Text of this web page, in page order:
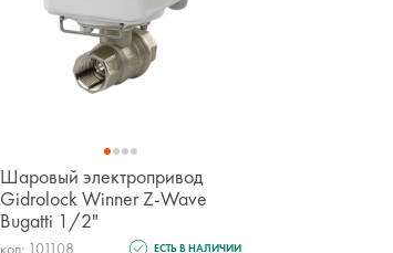
Шаровый электропривод
Gidrolock Winner Z-Wave
Bugatti 1/2"
код: 101108 ЕСТЬ В НАЛИЧИИ